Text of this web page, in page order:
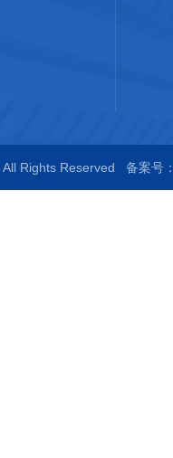
All Rights Reserved 备案号